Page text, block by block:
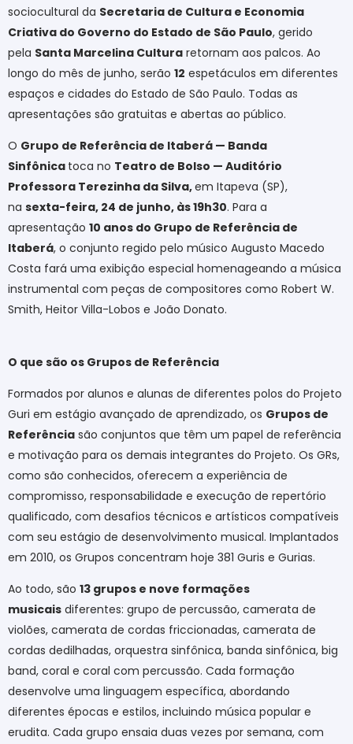
sociocultural da Secretaria de Cultura e Economia
Criativa do Governo do Estado de São Paulo, gerido
pela Santa Marcelina Cultura retornam aos palcos. Ao
longo do mês de junho, serão 12 espetáculos em diferentes
espaços e cidades do Estado de São Paulo. Todas as
apresentações são gratuitas e abertas ao público.
O Grupo de Referência de Itaberá — Banda
Sinfônica toca no Teatro de Bolso — Auditório
Professora Terezinha da Silva,em Itapeva (SP),
na sexta-feira, 24 de junho, às 19h30. Para a
apresentação 10 anos do Grupo de Referência de
Itaberá, o conjunto regido pelo músico Augusto Macedo
Costa fará uma exibição especial homenageando a música
instrumental com peças de compositores como Robert W.
Smith, Heitor Villa-Lobos e João Donato.
O que são os Grupos de Referência
Formados por alunos e alunas de diferentes polos do Projeto
Guri em estágio avançado de aprendizado, os Grupos de
Referência são conjuntos que têm um papel de referência
e motivação para os demais integrantes do Projeto. Os GRs,
como são conhecidos, oferecem a experiência de
compromisso, responsabilidade e execução de repertório
qualificado, com desafios técnicos e artísticos compatíveis
com seu estágio de desenvolvimento musical. Implantados
em 2010, os Grupos concentram hoje 381 Guris e Gurias.
Ao todo, são 13 grupos e nove formações
musicais diferentes: grupo de percussão, camerata de
violões, camerata de cordas friccionadas, camerata de
cordas dedilhadas, orquestra sinfônica, banda sinfônica, big
band, coral e coral com percussão. Cada formação
desenvolve uma linguagem específica, abordando
diferentes épocas e estilos, incluindo música popular e
erudita. Cada grupo ensaia duas vezes por semana, com